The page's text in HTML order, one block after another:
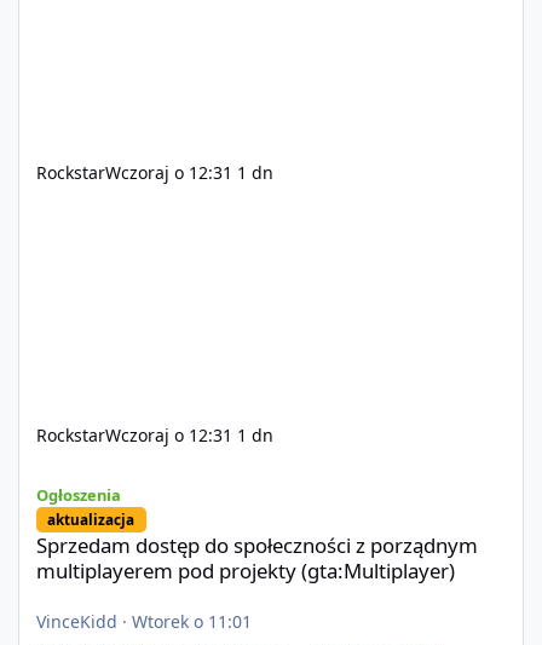
RockstarWczoraj o 12:31 1 dn
RockstarWczoraj o 12:31 1 dn
Ogłoszenia
aktualizacja
Sprzedam dostęp do społeczności z porządnym
multiplayerem pod projekty (gta:Multiplayer)
VinceKidd · Wtorek o 11:01